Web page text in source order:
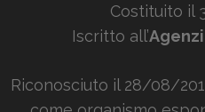
Costituito il
Iscritto all’
Riconosciuto il 28/08/